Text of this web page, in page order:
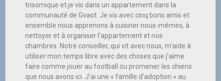
trisomique et je vis dans un appartement dans la
communauté de Gvaot. Je vis avec cinq bons amis et
ensemble nous apprenons à cuisiner nous-mêmes, à
nettoyer et à organiser l’appartement et nos
chambres. Notre conseiller, qui vit avec nous, m’aide à
utiliser mon temps libre avec des choses que j’aime
faire comme jouer au football ou promener les chiens
que nous avons ici. J’ai une « famille d’adoption » au